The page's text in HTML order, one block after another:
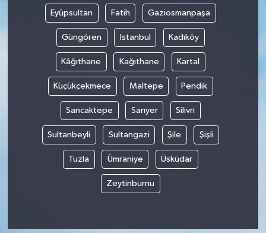
Eyüpsultan Fatih Gaziosmanpaşa
Güngören Istanbul Kadıköy
Kâğıthane Kağıthane Kartal
Küçükçekmece Maltepe Pendik
Sancaktepe Sarıyer Silivri
Sultanbeyli Sultangazi Şile Şişli
Tuzla Ümraniye Üsküdar
Zeytinburnu